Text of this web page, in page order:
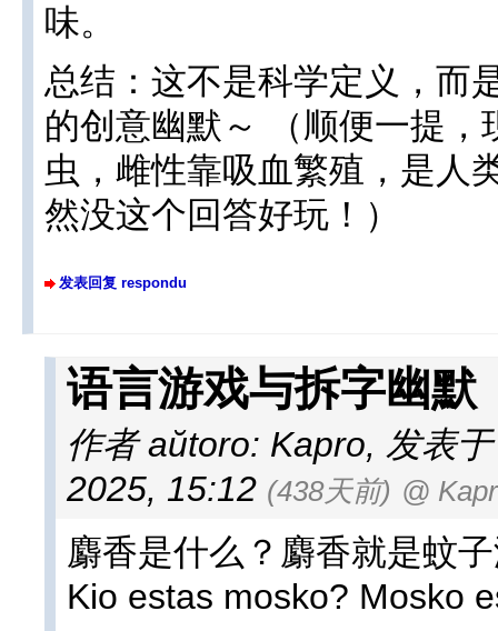
味。
总结：这不是科学定义，而
的创意幽默～ （顺便一提
虫，雌性靠吸血繁殖，是
然没这个回答好玩！）
发表回复 respondu
语言游戏与拆字幽默
作者 aŭtoro: Kapro, 发表
2025, 15:12 (438天前) @
麝香是什么？麝香就是蚊
Kio estas mosko? Mosko